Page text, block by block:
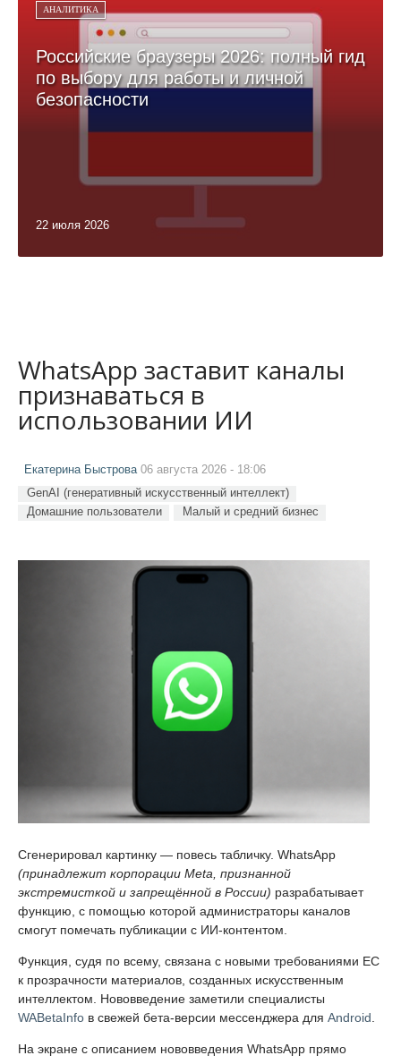
АНАЛИТИКА
Российские браузеры 2026: полный гид
по выбору для работы и личной
безопасности
22 июля 2026
WhatsApp заставит каналы
признаваться в
использовании ИИ
Екатерина Быстрова 06 августа 2026 - 18:06
GenAI (генеративный искусственный интеллект)
Домашние пользователи
Малый и средний бизнес
Сгенерировал картинку — повесь табличку. WhatsApp
(принадлежит корпорации Meta, признанной
экстремисткой и запрещённой в России) разрабатывает
функцию, с помощью которой администраторы каналов
смогут помечать публикации с ИИ-контентом.
Функция, судя по всему, связана с новыми требованиями ЕС
к прозрачности материалов, созданных искусственным
интеллектом. Нововведение заметили специалисты
WABetaInfo в свежей бета-версии мессенджера для Android.
На экране с описанием нововведения WhatsApp прямо